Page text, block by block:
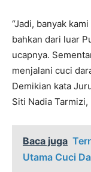
“Jadi, banyak
bahkan dari luar
ucapnya.
menjalani cuci
Demikian kata
Siti Nadia
Baca juga
Utama Cuci